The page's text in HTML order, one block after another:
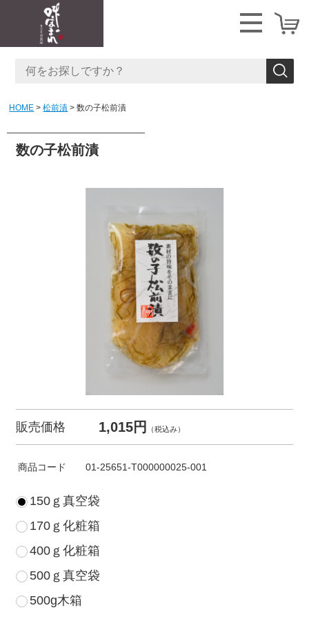
HOME 松前漬 数の子松前漬
数の子松前漬
販売価格 1,015円 （税込み）
商品コード 01-25651-T000000025-001
150ｇ真空袋
170ｇ化粧箱
400ｇ化粧箱
500ｇ真空袋
500g木箱